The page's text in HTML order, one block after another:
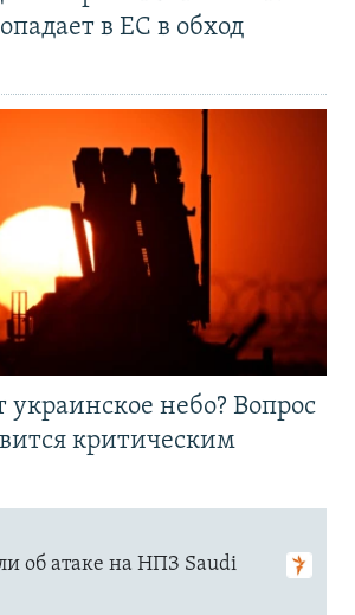
в ЕС в обход
небо? Вопрос
критическим